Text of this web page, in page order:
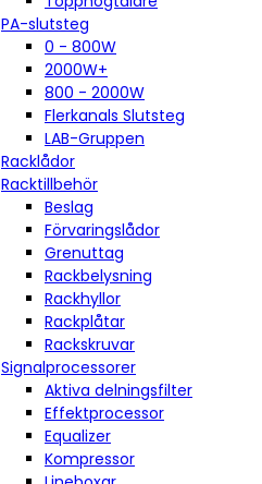
PA-slutsteg
0 - 800W
2000W+
800 - 2000W
Flerkanals Slutsteg
LAB-Gruppen
Racklådor
Racktillbehör
Beslag
Förvaringslådor
Grenuttag
Rackbelysning
Rackhyllor
Rackplåtar
Rackskruvar
Signalprocessorer
Aktiva delningsfilter
Effektprocessor
Equalizer
Kompressor